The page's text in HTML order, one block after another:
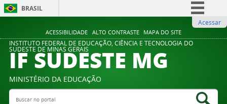
ACESSIBILIDADE ALTO CONTRASTE MAPA DO SITE
BRASIL
Comunica BR
Participe
Legislação
Acessar
INSTITUTO FEDERAL DE EDUCAÇÃO, CIÊNCIA E TECNOLOGIA DO
SUDESTE DE MINAS GERAIS
IF SUDESTE MG
MINISTÉRIO DA EDUCAÇÃO
Buscar no portal